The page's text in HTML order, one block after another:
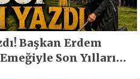
Başkan Erdem
Son Yılların